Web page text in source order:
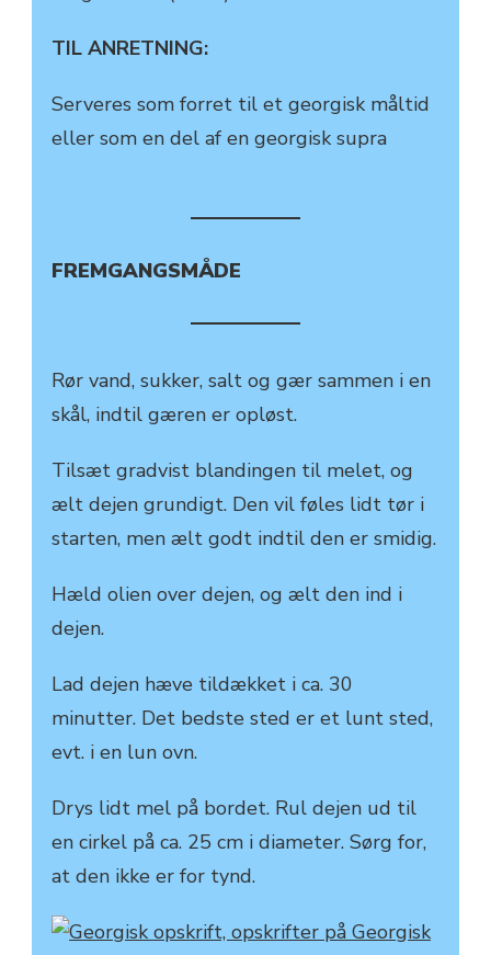
TIL ANRETNING:
Serveres som forret til et georgisk måltid
eller som en del af en georgisk supra
FREMGANGSMÅDE
Rør vand, sukker, salt og gær sammen i en
skål, indtil gæren er opløst.
Tilsæt gradvist blandingen til melet, og
ælt dejen grundigt. Den vil føles lidt tør i
starten, men ælt godt indtil den er smidig.
Hæld olien over dejen, og ælt den ind i
dejen.
Lad dejen hæve tildækket i ca. 30
minutter. Det bedste sted er et lunt sted,
evt. i en lun ovn.
Drys lidt mel på bordet. Rul dejen ud til
en cirkel på ca. 25 cm i diameter. Sørg for,
at den ikke er for tynd.